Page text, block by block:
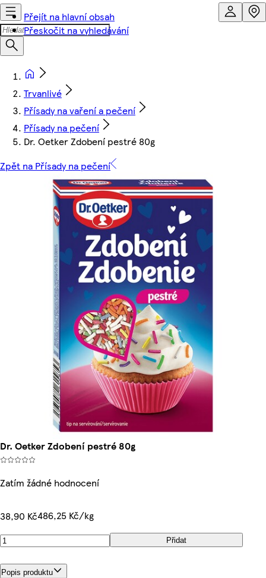
Přejít na hlavní obsah
Přeskočit na vyhledávání
Trvanlivé
Přísady na vaření a pečení
Přísady na pečení
Dr. Oetker Zdobení pestré 80g
Zpět na Přísady na pečení
Dr. Oetker Zdobení pestré 80g
Zatím žádné hodnocení
38,90 Kč486,25 Kč/kg
Přidat
Popis produktu